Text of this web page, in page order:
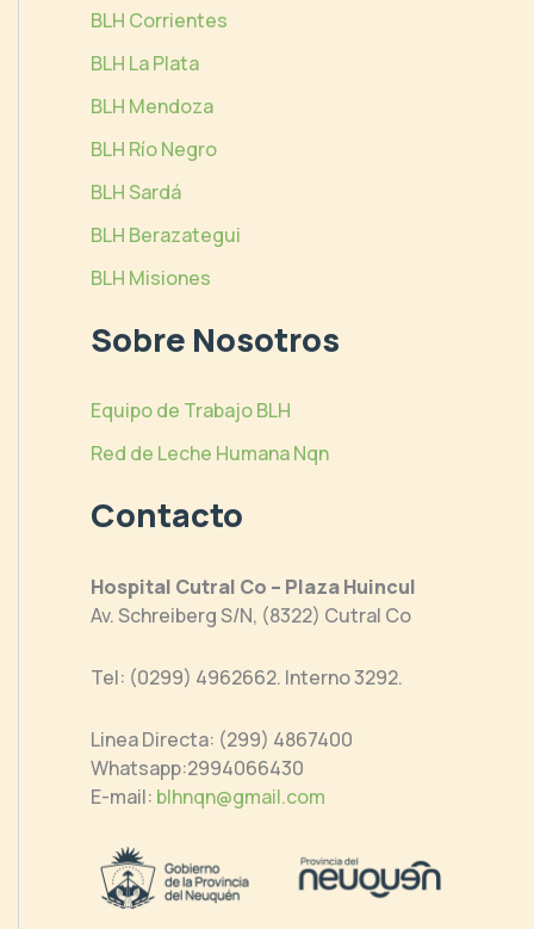
BLH Corrientes
BLH La Plata
BLH Mendoza
BLH Río Negro
BLH Sardá
BLH Berazategui
BLH Misiones
Sobre Nosotros
Equipo de Trabajo BLH
Red de Leche Humana Nqn
Contacto
Hospital Cutral Co – Plaza Huincul
Av. Schreiberg S/N, (8322) Cutral Co
Tel: (0299) 4962662. Interno 3292.
Linea Directa: (299) 4867400
Whatsapp:2994066430
E-mail: blhnqn@gmail.com